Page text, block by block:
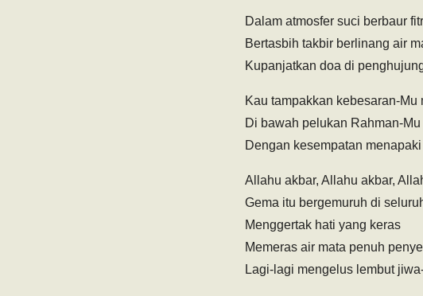
Dalam atmosfer suci berbaur
Bertasbih takbir berlinang air
Kupanjatkan doa di
Kau tampakkan kebesaran-
Di bawah pelukan Rahman-
Dengan kesempatan
Allahu akbar, Allahu akbar,
Gema itu bergemuruh di
Menggertak hati yang keras
Memeras air mata penuh
Lagi-lagi mengelus lembut